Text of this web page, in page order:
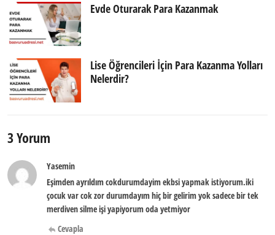
Evde Oturarak Para Kazanmak
Lise Öğrencileri İçin Para Kazanma Yolları
Nelerdir?
3 Yorum
Yasemin
Eşimden ayrıldım cokdurumdayim ekbsi yapmak istiyorum.iki
çocuk var cok zor durumdayım hiç bir gelirim yok sadece bir tek
merdiven silme işi yapiyorum oda yetmiyor
Cevapla